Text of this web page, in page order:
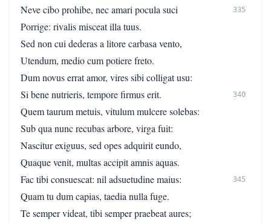
Neve cibo prohibe, nec amari pocula suci
335
Porrige: rivalis misceat illa tuus.
Sed non cui dederas a litore carbasa vento,
Utendum, medio cum potiere freto.
Dum novus errat amor, vires sibi colligat usu:
Si bene nutrieris, tempore firmus erit.
340
Quem taurum metuis, vitulum mulcere solebas:
Sub qua nunc recubas arbore, virga fuit:
Nascitur exiguus, sed opes adquirit eundo,
Quaque venit, multas accipit amnis aquas.
Fac tibi consuescat: nil adsuetudine maius:
345
Quam tu dum capias, taedia nulla fuge.
Te semper videat, tibi semper praebeat aures;